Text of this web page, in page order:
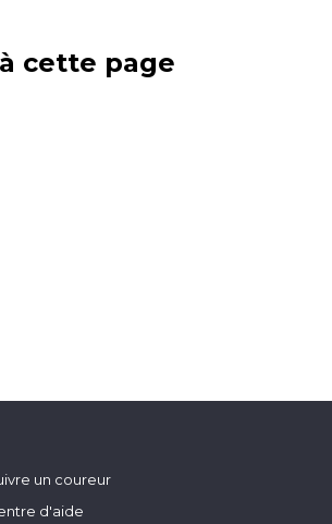
cette page
un coureur
d'aide